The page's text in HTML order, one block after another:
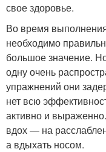
свое здоровье.
Во время
необходимо
большое значение.
одну очень
упражнений они
нет всю
активно и
вдох — на
а вдыхать носом.